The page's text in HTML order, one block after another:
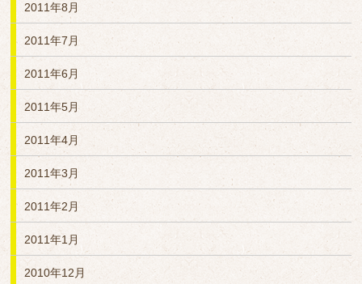
2011年8月
2011年7月
2011年6月
2011年5月
2011年4月
2011年3月
2011年2月
2011年1月
2010年12月